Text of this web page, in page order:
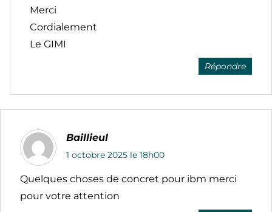
Merci
Cordialement
Le GIMI
Répondre
Baillieul
1 octobre 2025 le 18h00
Quelques choses de concret pour ibm merci
pour votre attention